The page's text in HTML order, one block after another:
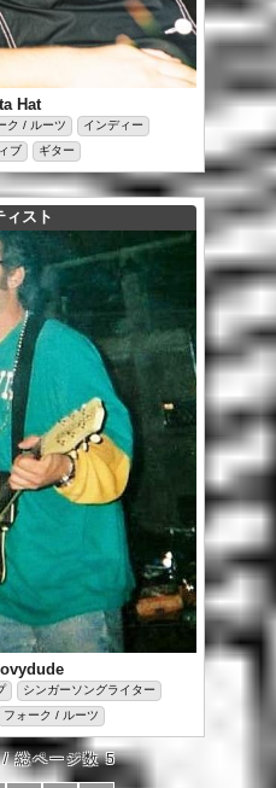
Hat
ク / ルーツ
インディー
ブ
ギター
ィスト
シンガーソングライター
フォーク / ルーツ
総ページ数 5